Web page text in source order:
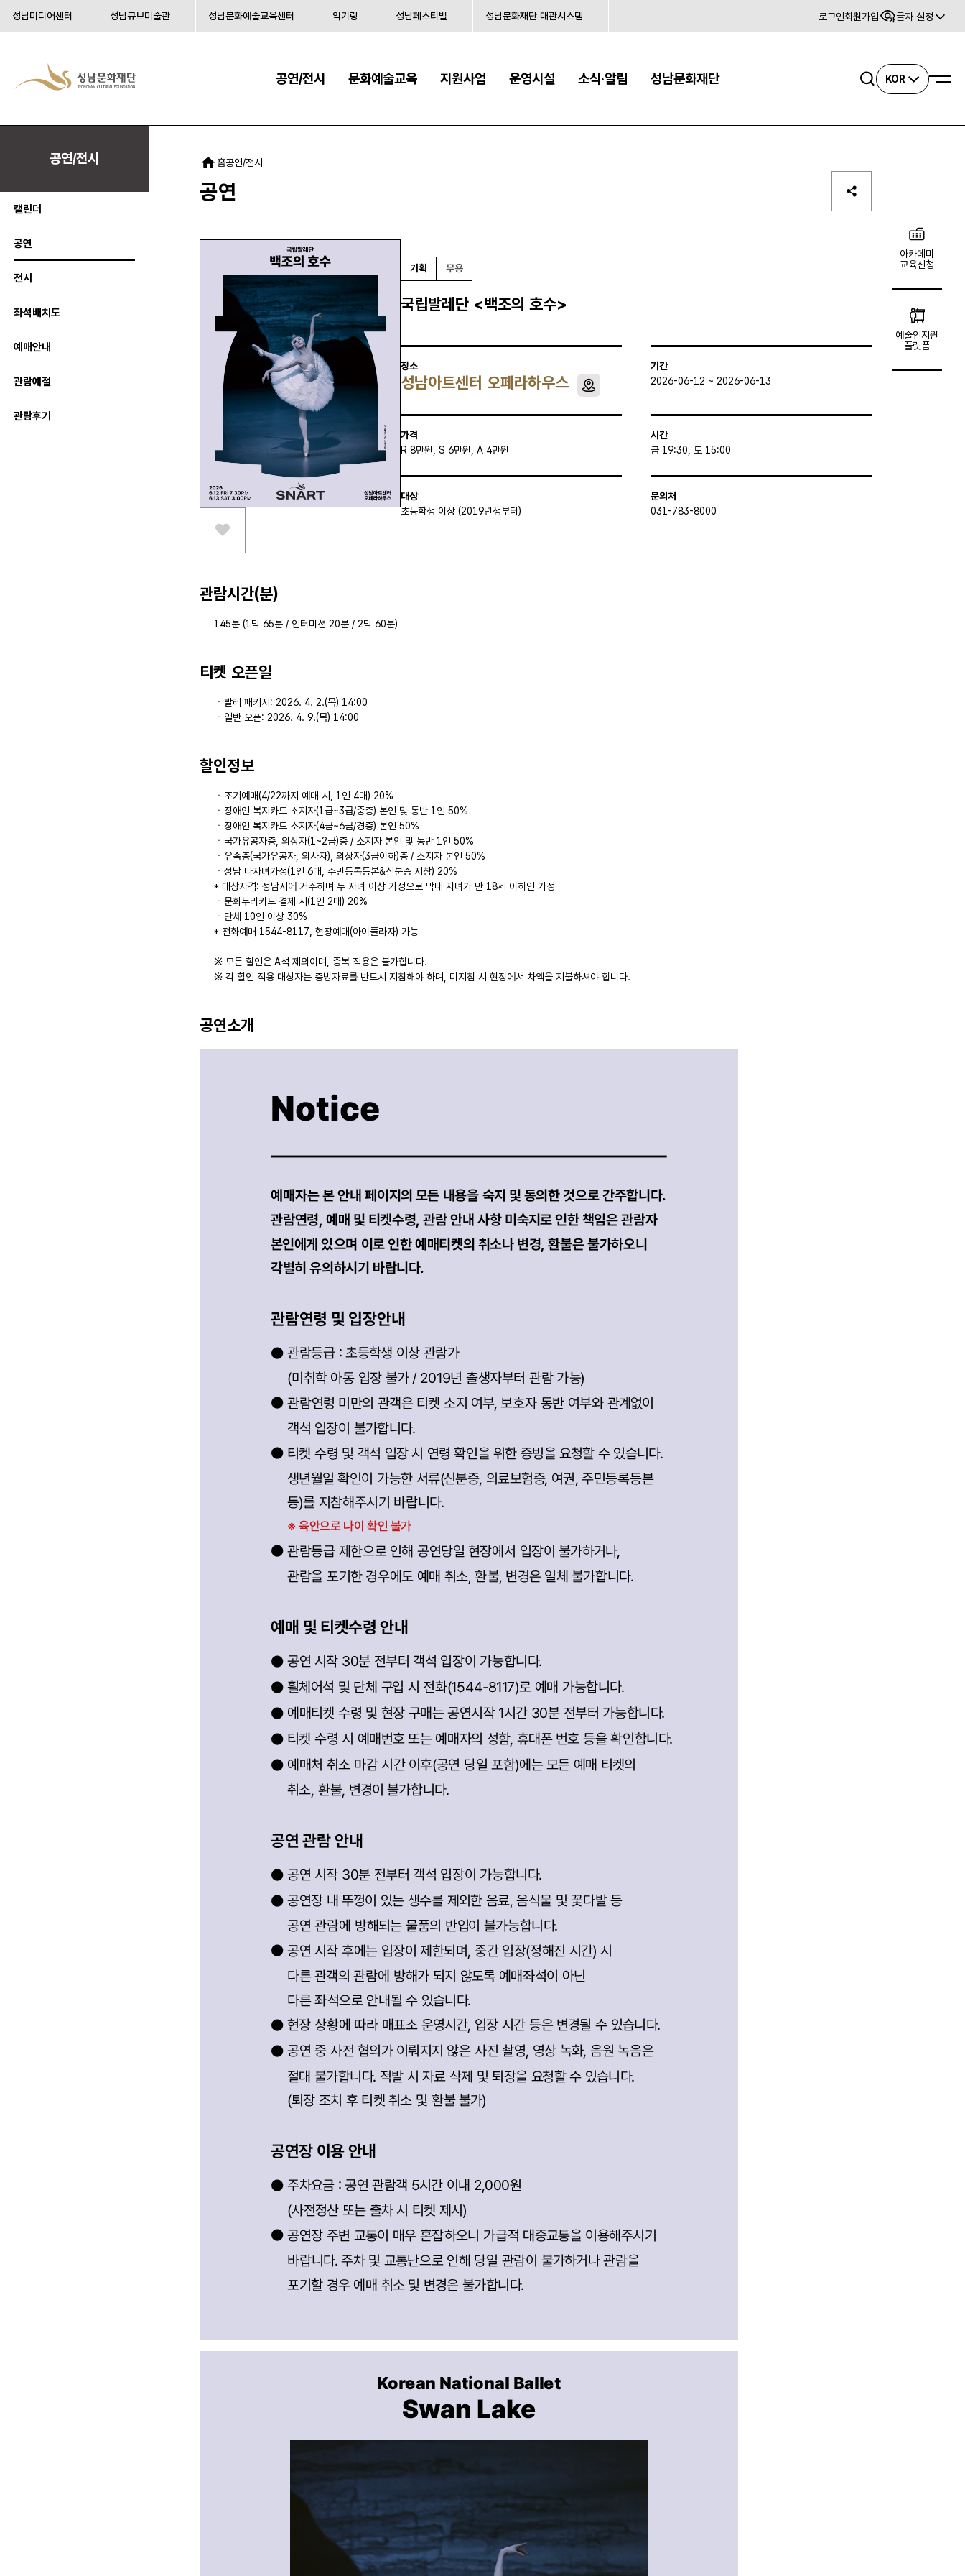
성남미디어센터 성남큐브미술관 성남문화예술교육센터 악기랑 성남페스티벌 성남문화재단 대관시스템
공연/전시 문화예술교육 지원사업 운영시설 소식·알림 성남문화재단
로그인회원가입 글자 설정
검색KOR
공연/전시
캘린더
공연
전시
좌석배치도
예매안내
관람예절
관람후기
홈공연/전시
공연
스크랩하기
기획 무용
국립발레단 <백조의 호수>
장소
성남아트센터 오페라하우스
기간
2026-06-12 ~ 2026-06-13
가격
R 8만원, S 6만원, A 4만원
시간
금 19:30, 토 15:00
대상
초등학생 이상 (2019년생부터)
문의처
031-783-8000
관람시간(분)
145분 (1막 65분 / 인터미션 20분 / 2막 60분)
티켓 오픈일
ㆍ발레 패키지: 2026. 4. 2.(목) 14:00
ㆍ일반 오픈: 2026. 4. 9.(목) 14:00
할인정보
ㆍ조기예매(4/22까지 예매 시, 1인 4매) 20%
ㆍ장애인 복지카드 소지자(1급~3급/중증) 본인 및 동반 1인 50%
ㆍ장애인 복지카드 소지자(4급~6급/경증) 본인 50%
ㆍ국가유공자증, 의상자(1~2급)증 / 소지자 본인 및 동반 1인 50%
ㆍ유족증(국가유공자, 의사자), 의상자(3급이하)증 / 소지자 본인 50%
ㆍ성남 다자녀가정(1인 6매, 주민등록등본&신분증 지참) 20%
* 대상자격: 성남시에 거주하며 두 자녀 이상 가정으로 막내 자녀가 만 18세 이하인 가정
ㆍ문화누리카드 결제 시(1인 2매) 20%
ㆍ단체 10인 이상 30%
* 전화예매 1544-8117, 현장예매(아이플라자) 가능
※ 모든 할인은 A석 제외이며, 중복 적용은 불가합니다.
※ 각 할인 적용 대상자는 증빙자료를 반드시 지참해야 하며, 미지참 시 현장에서 차액을 지불하셔야 합니다.
공연소개
아카데미
교육신청
예술인지원
플랫폼